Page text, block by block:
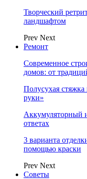
Творческий
ландшафтом
Prev Next
Ремонт
Современное
домов: от
Полусухая
руки»
Аккумуляторный
ответах
3 варианта
помощью краски
Prev Next
Советы